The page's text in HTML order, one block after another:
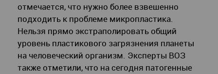
отмечается, что нужно более взвешенно
подходить к проблеме микропластика.
Нельзя прямо экстраполировать общий
уровень пластикового загрязнения планеты
на человеческий организм. Эксперты ВОЗ
также отметили, что на сегодня патогенные